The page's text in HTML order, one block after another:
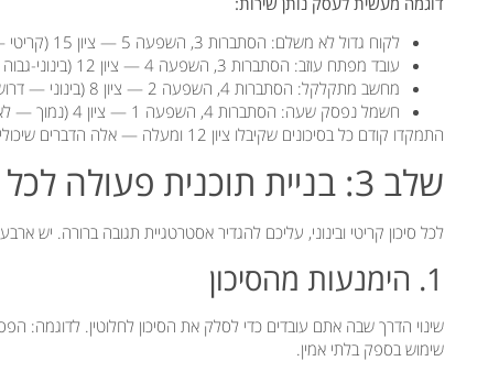
לקוח גדול לא משלם: הסתברות 3, השפעה 5 — ציון 15 (קריטי — דורש טיפול)
עובד מפתח עוזב: הסתברות 3, השפעה 4 — ציון 12 (בינוני-גבוה — דורש תוכנית)
מחשב מתקלקל: הסתברות 4, השפעה 2 — ציון 8 (בינוני — דרוש גיבוי)
חשמל נפסק שעה: הסתברות 4, השפעה 1 — ציון 4 (נמוך — לא דורש תוכנית מיוחדת)
התמקדו קודם כל בסיכונים שקיבלו ציון 12 ומעלה — אלה הדברים שיכולים לפגוע בעסק שלכם בצורה המשמעותית ביותר.
שלב 3: בניית תוכנית פעולה לכל סיכון
לכל סיכון קריטי ובינוני, עליכם להגדיר אסטרטגיית תגובה ברורה. יש
1. הימנעות מהסיכון
שינוי הדרך שבה אתם עובדים כדי לסלק את הסיכון לחלוטין.
שימוש בספק בלתי אמין.